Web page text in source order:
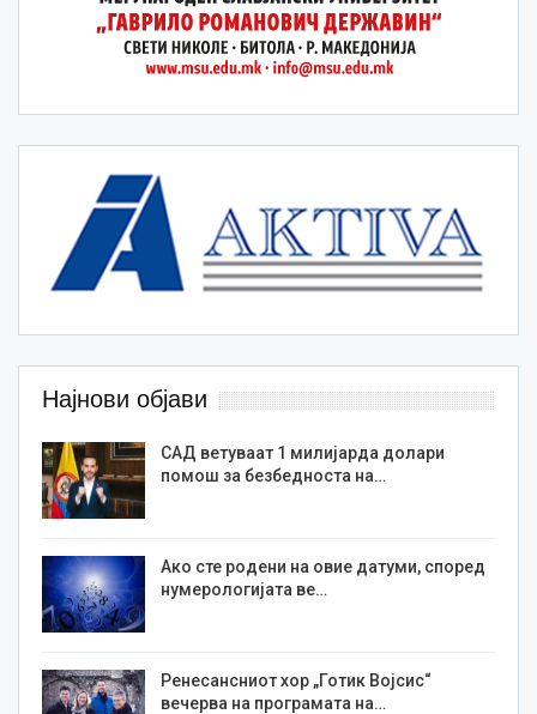
Најнови објави
САД ветуваат 1 милијарда долари
помош за безбедноста на…
Ако сте родени на овие датуми, според
нумерологијата ве…
Ренесансниот хор „Готик Војсис“
вечерва на програмата на…